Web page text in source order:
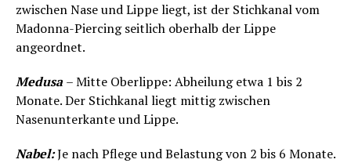
zwischen Nase und Lippe liegt, ist der Stichkanal vom
Madonna-Piercing seitlich oberhalb der Lippe
angeordnet.
Medusa – Mitte Oberlippe: Abheilung etwa 1 bis 2
Monate. Der Stichkanal liegt mittig zwischen
Nasenunterkante und Lippe.
Nabel:Je nach Pflege und Belastung von 2 bis 6 Monate.